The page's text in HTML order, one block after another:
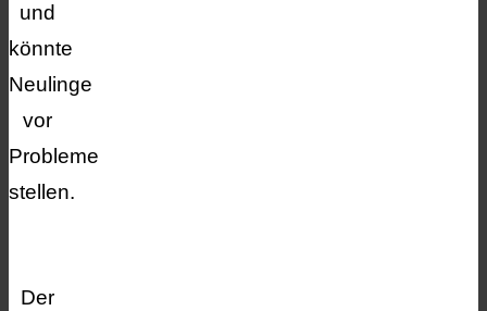
und
könnte
Neulinge
vor
Probleme
stellen.
Der